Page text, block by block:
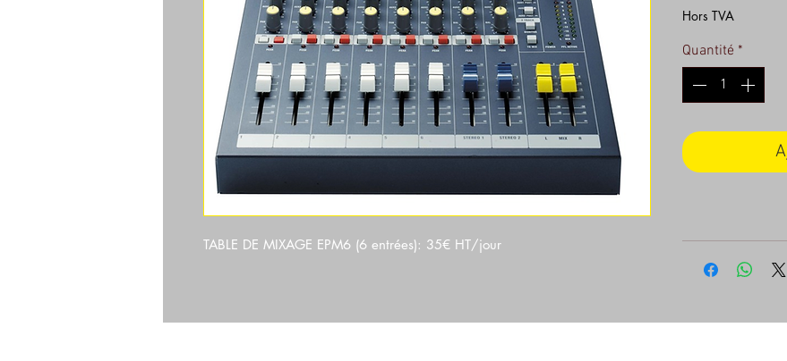
TABLE DE MIXAGE EPM6 (6 entrées): 35€ HT/jour
Hors TVA
Quantité *